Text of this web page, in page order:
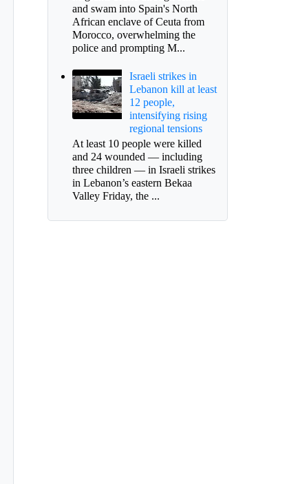
and swam into Spain's North
African enclave of Ceuta from
Morocco, overwhelming the
police and prompting M...
Israeli strikes in
Lebanon kill at least
12 people,
intensifying rising
regional tensions
At least 10 people were killed
and 24 wounded — including
three children — in Israeli strikes
in Lebanon’s eastern Bekaa
Valley Friday, the ...